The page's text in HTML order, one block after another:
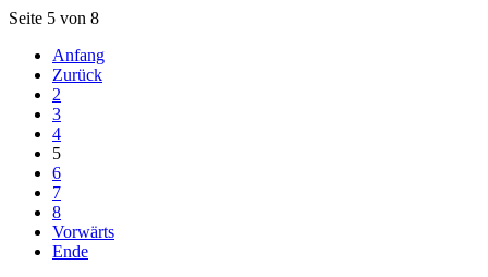
Seite 5 von 8
Anfang
Zurück
2
3
4
5
6
7
8
Vorwärts
Ende